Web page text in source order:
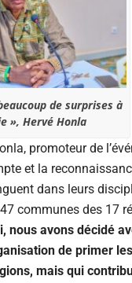
de surprises à
», Hervé Honla
promoteur de
et la
dans leurs
communes des 17
nous avons décidé
de primer
mais qui